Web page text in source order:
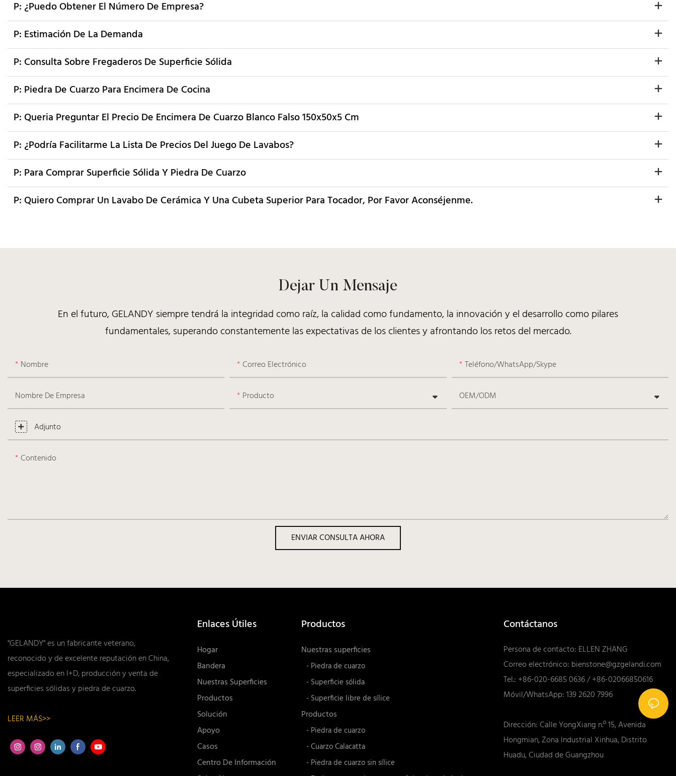
P: ¿Puedo Obtener El Número De Empresa?
P: Estimación De La Demanda
P: Consulta Sobre Fregaderos De Superficie Sólida
P: Piedra De Cuarzo Para Encimera De Cocina
P: Queria Preguntar El Precio De Encimera De Cuarzo Blanco Falso 150x50x5 Cm
P: ¿Podría Facilitarme La Lista De Precios Del Juego De Lavabos?
P: Para Comprar Superficie Sólida Y Piedra De Cuarzo
P: Quiero Comprar Un Lavabo De Cerámica Y Una Cubeta Superior Para Tocador, Por Favor Aconséjenme.
Dejar Un Mensaje
En el futuro, GELANDY siempre tendrá la integridad como raíz, la calidad como fundamento, la innovación y el desarrollo como pilares
fundamentales, superando constantemente las expectativas de los clientes y afrontando los retos del mercado.
Nombre Correo Electrónico Teléfono/WhatsApp/Skype
Nombre De Empresa Producto OEM/ODM
Adjunto
Contenido
ENVIAR CONSULTA AHORA
"GELANDY" es un fabricante veterano,
reconocido y de excelente reputación en China,
especializado en I+D, producción y venta de
superficies sólidas y piedra de cuarzo.
LEER MÁS>>
Enlaces Útiles
Hogar
Bandera
Nuestras Superficies
Productos
Solución
Apoyo
Casos
Centro De Información
Productos
Nuestras superficies
- Piedra de cuarzo
- Superficie sólida
- Superficie libre de sílice
Productos
- Piedra de cuarzo
- Cuarzo Calacatta
- Piedra de cuarzo sin sílice
Contáctanos
Persona de contacto: ELLEN ZHANG
Correo electrónico: bienstone@gzgelandi.com
Tel.: +86-020-6685 0636 / +86-02066850616
Móvil/WhatsApp: 139 2620 7996
Dirección: Calle YongXiang n.º 15, Avenida
Hongmian, Zona Industrial Xinhua, Distrito
Huadu, Ciudad de Guangzhou